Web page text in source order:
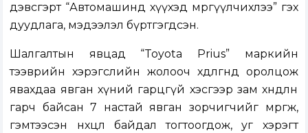
дэвсгэрт “Автомашинд хүүхэд мөргүүлчихлээ” гэх
дуудлага, мэдээлэл бүртгэгдсэн.
Шалгалтын явцад “Toyota Prius” маркийн
тээврийн хэрэгслийн жолооч хөдөлгөөнд оролцож
явахдаа явган хүний гарцгүй хэсгээр зам хөндлөн
гарч байсан 7 настай явган зорчигчийг мөргөж,
гэмтээсэн нөхцөл байдал тогтоогдож, уг хэрэгт